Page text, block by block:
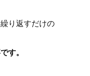
り返すだけの
す。